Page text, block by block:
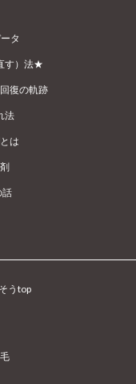
タ
す）法★
復の軌跡
法
は
話
うtop